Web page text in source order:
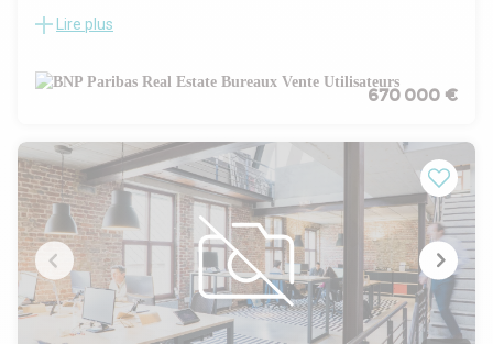
OFFRE D'ACHAT DE BUREAUX A PARIS 17
d'achat en proposant des bureaux d'une surface d'environ
57 m², idéalement implantés dans le 17 arrondissement de
Situés au rezdechaussée d'un immeuble construit en 1880,
ces espaces bénéficient d'une localisation très prisée. Vous
serez à :
6 minutes à pied du métro et RER Porte Maillot (ligne 1)
11 minutes à pied du métro / RER CharlesdeGaulle Étoile
(lignes 1, 2, 6, RER A)
4 minutes en voiture de la Porte Maillot, facilitant l'accès aux
principaux axes routiers et à la zone d'activités de La
Défense.
Lire plus
670 000 €